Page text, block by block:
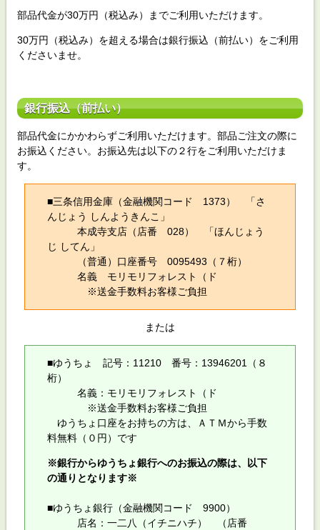
部品代金が30万円（税込み）までご利用いただけます。
30万円（税込み）を超える場合は銀行振込（前払い）をご利用
くださいませ。
銀行振込（前払い）
部品代金にかかわらずご利用いただけます。部品ご注文の際に
お振込ください。お振込先は以下の２行をご利用いただけま
す。
■三条信用金庫（金融機関コード 1373） 「さ
んじょう しんようきんこ」
本成寺支店（店番 028） 「ほんじょう
じ してん」
（普通）口座番号 0095493（７桁）
名義 モリモリフォレスト（ド
※送金手数料お客様ご負担
または
■ゆうちょ 記号：11210 番号：13946201（８
桁）
名義：モリモリフォレスト（ド
※送金手数料お客様ご負担
ゆうちょ口座をお持ちの方は、ＡＴＭから手数
料無料（０円）です
※銀行からゆうちょ銀行へのお振込の際は、以下
の通りとなります※
■ゆうちょ銀行（金融機関コード 9900）
店名：一二八（イチニハチ） （店番